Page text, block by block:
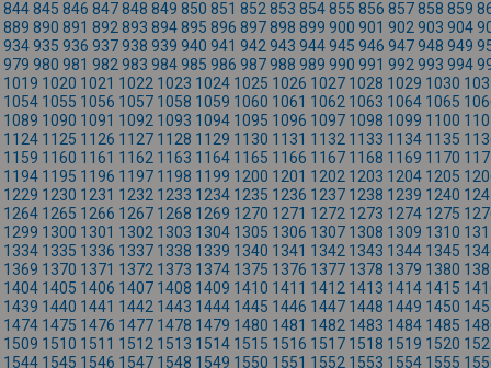
844845 846 847848 849 850 851 852 853 854855 856 857858 859
889 890 891 892 893 894895 896 897898 899 900 901 902 903 904
934935 936 937938 939 940 941 942 943 944945 946 947948 949
979 980 981 982 983 984985 986 987988 989 990 991 992 993 994
1019 1020 1021 1022 1023 1024 1025 1026 1027 1028 1029 1030
1054 1055 1056 1057 1058 1059 1060 1061 1062 1063 1064 1065
1089 1090 1091 1092 1093 1094 1095 1096 1097 1098 1099 1100
1124 1125 1126 1127 1128 1129 1130 1131 1132 1133 1134 1135
1159 1160 1161 1162 1163 1164 1165 1166 1167 1168 1169 1170
1194 1195 1196 1197 1198 1199 1200 1201 1202 1203 1204 1205
1229 1230 1231 1232 1233 1234 1235 1236 1237 1238 1239 1240
1264 1265 1266 1267 1268 1269 1270 1271 1272 1273 1274 1275
1299 1300 1301 1302 1303 1304 1305 1306 1307 1308 1309 1310
1334 1335 1336 1337 1338 1339 1340 1341 1342 1343 1344 1345
1369 1370 1371 1372 1373 1374 1375 1376 1377 1378 1379 1380
1404 1405 1406 1407 1408 1409 1410 1411 1412 1413 1414 1415
1439 1440 1441 1442 1443 1444 1445 1446 1447 1448 1449 1450
1474 1475 1476 1477 1478 1479 1480 1481 1482 1483 1484 1485
1509 1510 1511 1512 1513 1514 1515 1516 1517 1518 1519 1520
1544 1545 1546 1547 1548 1549 1550 1551 1552 1553 1554 1555